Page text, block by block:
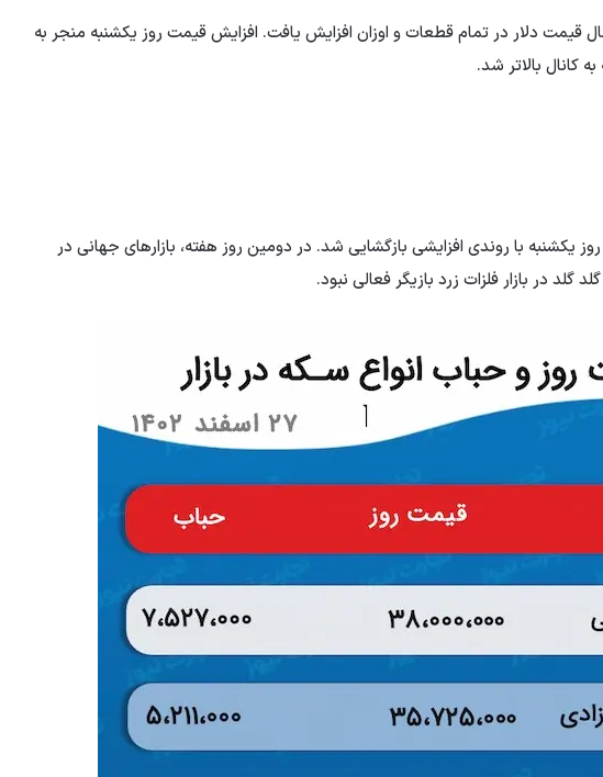
دلار در تمام قطعات و اوزان افزایش یافت. افزایش قیمت روز یکشنبه منجر به
کانال بالاتر شد.
یکشنبه با روندی افزایشی بازگشایی شد. در دومین روز هفته، بازارهای جهانی در
در بازار فلزات زرد بازیگر فعالی نبود.